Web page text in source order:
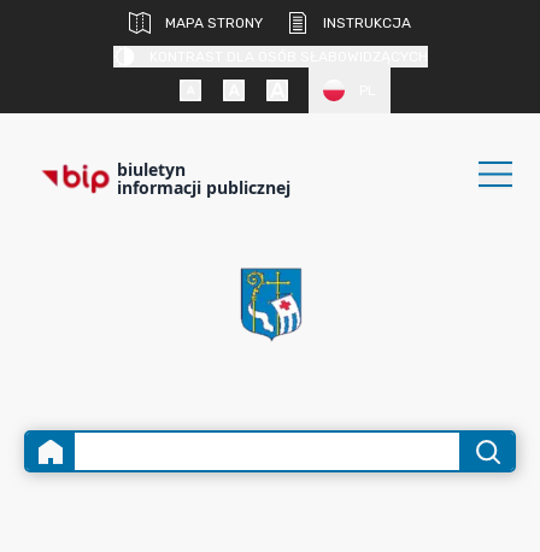
MAPA STRONY
INSTRUKCJA
biuletyn
informacji publicznej